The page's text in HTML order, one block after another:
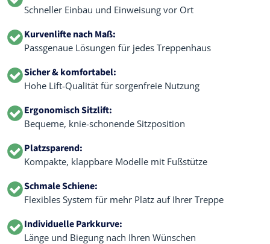
Schneller Einbau und Einweisung vor Ort
Kurvenlifte nach Maß:
Passgenaue Lösungen für jedes Treppenhaus
Sicher & komfortabel:
Hohe Lift-Qualität für sorgenfreie Nutzung
Ergonomisch Sitzlift:
Bequeme, knie-schonende Sitzposition
Platzsparend:
Kompakte, klappbare Modelle mit Fußstütze
Schmale Schiene:
Flexibles System für mehr Platz auf Ihrer Treppe
Individuelle Parkkurve:
Länge und Biegung nach Ihren Wünschen